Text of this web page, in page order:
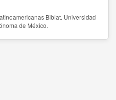
Biblat. Universidad
de México.